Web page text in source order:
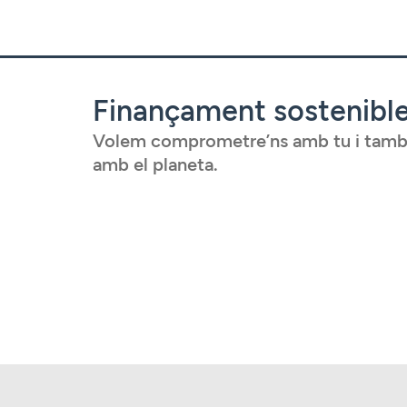
Finançament
Volem comprometre’ns amb tu i
amb el planeta.